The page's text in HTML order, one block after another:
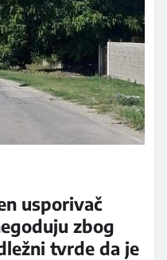
usporivač
zbog
tvrde da je